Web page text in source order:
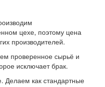
цехе, поэтому цена
производителей.
проверенное сырьё и
исключает брак.
Делаем как стандартные